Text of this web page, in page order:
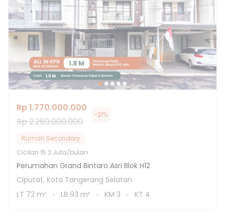
Rp 1.770.000.000
Rp 2.260.000.000
-21%
Rumah Secondary
Cicilan 15.2 Juta/bulan
Perumahan Grand Bintaro Asri Blok H12
Ciputat, Kota Tangerang Selatan
LT 72 m² LB 93 m² KM 3 KT 4